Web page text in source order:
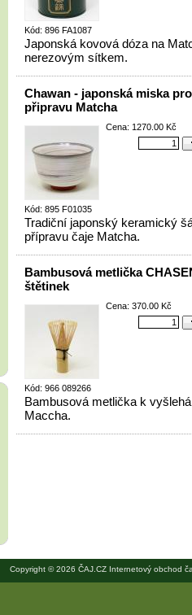
Kód: 896 FA1087
Japonská kovová dóza na
nerezovým sítkem.
Chawan - japonská miska pro
připravu Matcha
Kód: 895 F01035
Cena: 1270.00 Kč
Tradiční japonský keramický
přípravu čaje Matcha.
Bambusová metlička
štětinek
Kód: 966 089266
Cena: 370.00 Kč
Bambusová metlička k
Maccha.
Copyright © 2026 ČAJ.CZ Internetový obchod